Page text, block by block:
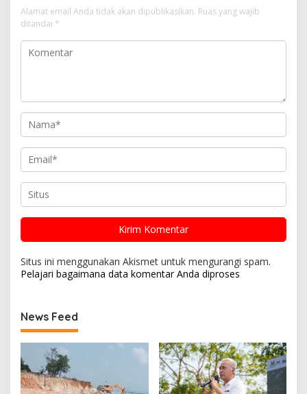
Alamat email Anda tidak akan dipublikasikan. Ruas yang wajib
ditandai *
Situs ini menggunakan Akismet untuk mengurangi spam.
Pelajari bagaimana data komentar Anda diproses
News Feed